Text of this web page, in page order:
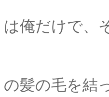
こんなふ
は俺だけで、
でも、女
の髪の毛を結